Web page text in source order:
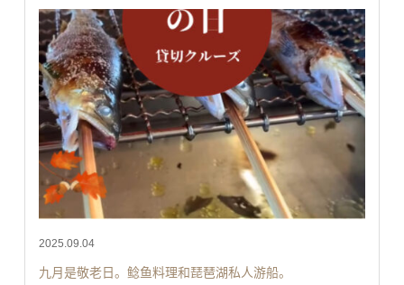
2025.09.04
九月是敬老日。鲶鱼料理和琵琶湖私人游船。